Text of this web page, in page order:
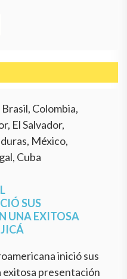
Colombia,
El Salvador,
México,
Cuba
SUS
UNA EXITOSA
inició sus
presentación